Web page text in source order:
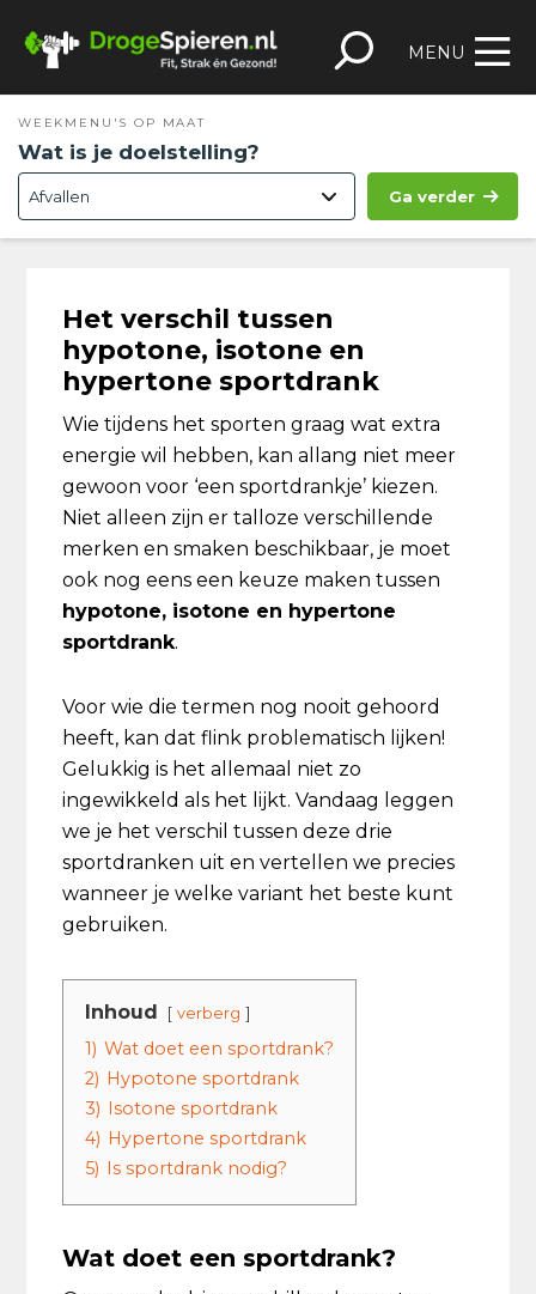
naar
naar
inhoud
naar
sidebar
footer
MENU
WEEKMENU'S OP MAAT
Wat is je doelstelling?
Ga verder
Het verschil tussen
hypotone, isotone en
hypertone sportdrank
Wie tijdens het sporten graag wat extra
energie wil hebben, kan allang niet meer
gewoon voor ‘een sportdrankje’ kiezen.
Niet alleen zijn er talloze verschillende
merken en smaken beschikbaar, je moet
ook nog eens een keuze maken tussen
hypotone, isotone en hypertone
sportdrank.
Voor wie die termen nog nooit gehoord
heeft, kan dat flink problematisch lijken!
Gelukkig is het allemaal niet zo
ingewikkeld als het lijkt. Vandaag leggen
we je het verschil tussen deze drie
sportdranken uit en vertellen we precies
wanneer je welke variant het beste kunt
gebruiken.
Inhoud verberg
1) Wat doet een sportdrank?
2) Hypotone sportdrank
3) Isotone sportdrank
4) Hypertone sportdrank
5) Is sportdrank nodig?
Wat doet een sportdrank?